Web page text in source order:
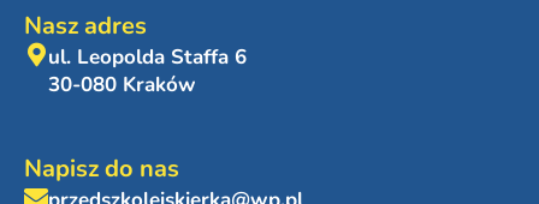
Nasz adres
ul. Leopolda Staffa 6
30-080 Kraków
Napisz do nas